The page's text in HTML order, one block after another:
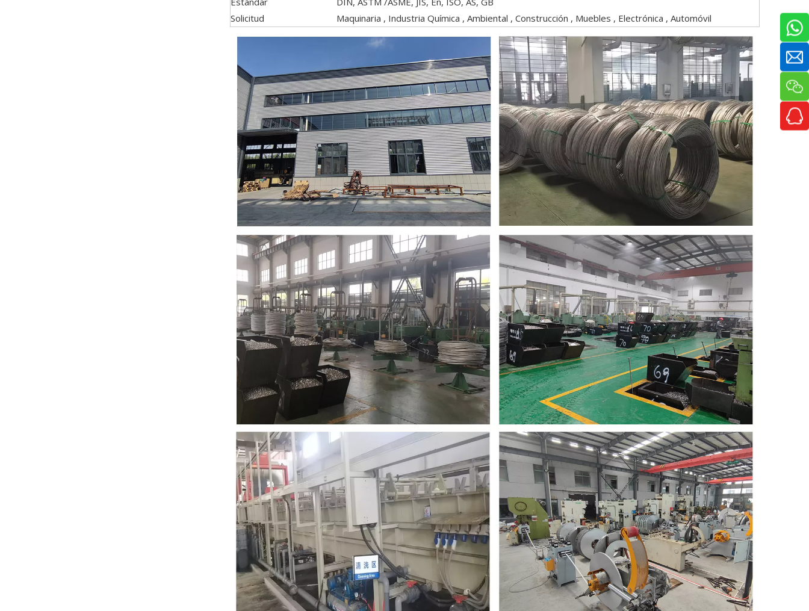
Solicitud
Maquinaria , Industria Química , Ambiental , Construcción , Muebles , Electrónica , Automóvil